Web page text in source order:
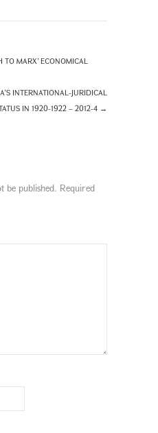
MARX’ ECONOMICAL
INTERNATIONAL-JURIDICAL
IN 1920-1922 – 2012-4 →
be published. Required